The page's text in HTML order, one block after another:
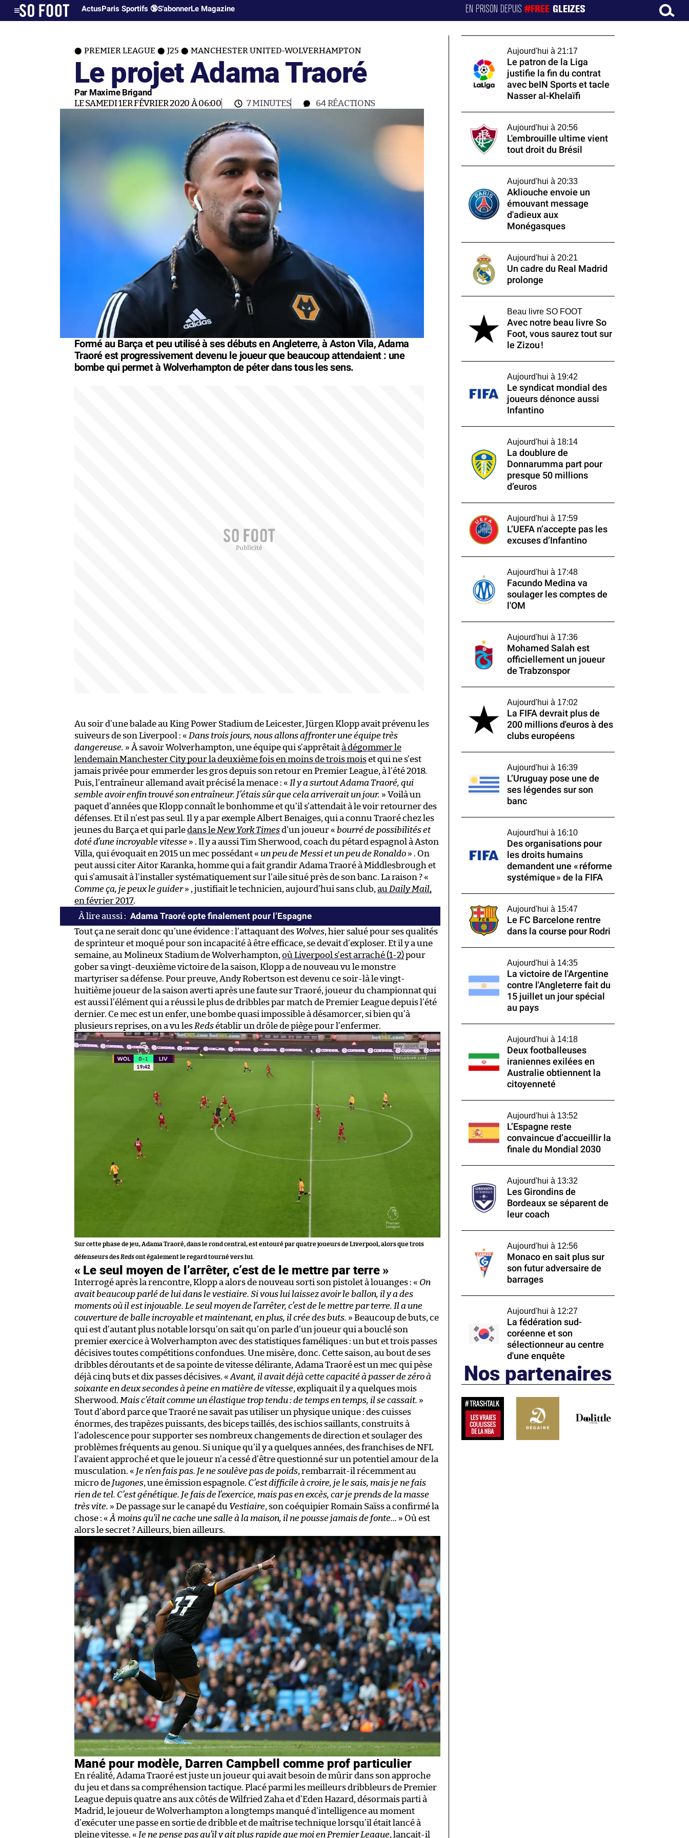
ActusParis Sportifs 🔞S'abonnerLe Magazine EN PRISON DEPUIS#FREE GLEIZES
PREMIER LEAGUE J25 MANCHESTER UNITED-WOLVERHAMPTON
Le projet Adama Traoré
Par Maxime Brigand
LE SAMEDI 1ER FÉVRIER 2020 À 06:00 7 MINUTES 64RÉACTIONS
Formé au Barça et peu utilisé à ses débuts en Angleterre, à Aston Vila, Adama
Traoré est progressivement devenu le joueur que beaucoup attendaient : une
bombe qui permet à Wolverhampton de péter dans tous les sens.
Au soir d’une balade au King Power Stadium de Leicester, Jürgen Klopp avait prévenu les
suiveurs de son Liverpool : « Dans trois jours, nous allons affronter une équipe très
dangereuse. » À savoir Wolverhampton, une équipe qui s’apprêtaità dégommer le
lendemain Manchester City pour la deuxième fois en moins de trois moiset qui ne s’est
jamais privée pour emmerder les gros depuis son retour en Premier League, à l’été 2018.
Puis, l’entraîneur allemand avait précisé la menace : « Il y a surtout Adama Traoré, qui
semble avoir enfin trouvé son entraîneur. J’étais sûr que cela arriverait un jour. » Voilà un
paquet d’années que Klopp connaît le bonhomme et qu’il s’attendait à le voir retourner des
défenses. Et il n’est pas seul. Il y a par exemple Albert Benaiges, qui a connu Traoré chez les
jeunes du Barça et qui parledans le New York Timesd’un joueur « bourré de possibilités et
doté d’une incroyable vitesse » . Il y a aussi Tim Sherwood, coach du pétard espagnol à Aston
Villa, qui évoquait en 2015 un mec possédant « un peu de Messi et un peu de Ronaldo » . On
peut aussi citer Aitor Karanka, homme qui a fait grandir Adama Traoré à Middlesbrough et
qui s’amusait à l’installer systématiquement sur l’aile situé près de son banc. La raison ? «
Comme ça, je peux le guider» , justifiait le technicien, aujourd’hui sans club, au Daily Mail,
en février 2017.
Adama Traoré opte finalement pour l’Espagne
Tout ça ne serait donc qu’une évidence : l’attaquant des Wolves, hier salué pour ses qualités
de sprinteur et moqué pour son incapacité à être efficace, se devait d’exploser. Et il y a une
semaine, au Molineux Stadium de Wolverhampton, où Liverpool s’est arraché (1-2)pour
gober sa vingt-deuxième victoire de la saison, Klopp a de nouveau vu le monstre
martyriser sa défense. Pour preuve, Andy Robertson est devenu ce soir-là le vingt-
huitième joueur de la saison averti après une faute sur Traoré, joueur du championnat qui
est aussi l’élément qui a réussi le plus de dribbles par match de Premier League depuis l’été
dernier. Ce mec est un enfer, une bombe quasi impossible à désamorcer, si bien qu’à
plusieurs reprises, on a vu les Redsétablir un drôle de piège pour l’enfermer.
Sur cette phase de jeu, Adama Traoré, dans le rond central, est entouré par quatre joueurs de Liverpool, alors que trois
défenseurs des Redsont également le regard tourné vers lui.
« Le seul moyen de l’arrêter, c’est de le mettre par terre »
Interrogé après la rencontre, Klopp a alors de nouveau sorti son pistolet à louanges : « On
avait beaucoup parlé de lui dans le vestiaire. Si vous lui laissez avoir le ballon, il y a des
moments où il est injouable. Le seul moyen de l’arrêter, c’est de le mettre par terre. Il a une
couverture de balle incroyable et maintenant, en plus, il crée des buts. » Beaucoup de buts, ce
qui est d’autant plus notable lorsqu’on sait qu’on parle d’un joueur qui a bouclé son
premier exercice à Wolverhampton avec des statistiques faméliques : un but et trois passes
décisives toutes compétitions confondues. Une misère, donc. Cette saison, au bout de ses
dribbles déroutants et de sa pointe de vitesse délirante, Adama Traoré est un mec qui pèse
déjà cinq buts et dix passes décisives. « Avant, il avait déjà cette capacité à passer de zéro à
soixante en deux secondes à peine en matière de vitesse, expliquait il y a quelques mois
Sherwood. Mais c’était comme un élastique trop tendu : de temps en temps, il se cassait. »
Tout d’abord parce que Traoré ne savait pas utiliser un physique unique : des cuisses
énormes, des trapèzes puissants, des biceps taillés, des ischios saillants, construits à
l’adolescence pour supporter ses nombreux changements de direction et soulager des
problèmes fréquents au genou. Si unique qu’il y a quelques années, des franchises de NFL
l’avaient approché et que le joueur n’a cessé d’être questionné sur un potentiel amour de la
musculation. « Je n’en fais pas. Je ne soulève pas de poids, rembarrait-il récemment au
micro de Jugones, une émission espagnole. C’est difficile à croire, je le sais, mais je ne fais
rien de tel. C’est génétique. Je fais de l’exercice, mais pas en excès, car je prends de la masse
très vite. » De passage sur le canapé du Vestiaire, son coéquipier Romain Saïss a confirmé la
chose : « À moins qu’il ne cache une salle à la maison, il ne pousse jamais de fonte… » Où est
alors le secret ? Ailleurs, bien ailleurs.
Mané pour modèle, Darren Campbell comme prof particulier
En réalité, Adama Traoré est juste un joueur qui avait besoin de mûrir dans son approche
du jeu et dans sa compréhension tactique. Placé parmi les meilleurs dribbleurs de Premier
League depuis quatre ans aux côtés de Wilfried Zaha et d’Eden Hazard, désormais parti à
Madrid, le joueur de Wolverhampton a longtemps manqué d’intelligence au moment
d’exécuter une passe en sortie de dribble et de maîtrise technique lorsqu’il était lancé à
pleine vitesse. « Je ne pense pas qu’il y ait plus rapide que moi en Premier League, lançait-il
Aujourd'hui à 21:17
Le patron de la Liga
justifie la fin du contrat
avec beIN Sports et tacle
Nasser al-Khelaïfi
Aujourd'hui à 20:56
L'embrouille ultime vient
tout droit du Brésil
Aujourd'hui à 20:33
Akliouche envoie un
émouvant message
d'adieux aux
Monégasques
Aujourd'hui à 20:21
Un cadre du Real Madrid
prolonge
Beau livre SO FOOT
Avec notre beau livre So
Foot, vous saurez tout sur
le Zizou !
Aujourd'hui à 19:42
Le syndicat mondial des
joueurs dénonce aussi
Infantino
Aujourd'hui à 18:14
La doublure de
Donnarumma part pour
presque 50 millions
d’euros
Aujourd'hui à 17:59
L’UEFA n’accepte pas les
excuses d’Infantino
Aujourd'hui à 17:48
Facundo Medina va
soulager les comptes de
l'OM
Aujourd'hui à 17:36
Mohamed Salah est
officiellement un joueur
de Trabzonspor
Aujourd'hui à 17:02
La FIFA devrait plus de
200 millions d'euros à des
clubs européens
Aujourd'hui à 16:39
L’Uruguay pose une de
ses légendes sur son
banc
Aujourd'hui à 16:10
Des organisations pour
les droits humains
demandent une « réforme
systémique » de la FIFA
Aujourd'hui à 15:47
Le FC Barcelone rentre
dans la course pour Rodri
Aujourd'hui à 14:35
La victoire de l'Argentine
contre l'Angleterre fait du
15 juillet un jour spécial
au pays
Aujourd'hui à 14:18
Deux footballeuses
iraniennes exilées en
Australie obtiennent la
citoyenneté
Aujourd'hui à 13:52
L’Espagne reste
convaincue d’accueillir la
finale du Mondial 2030
Aujourd'hui à 13:32
Les Girondins de
Bordeaux se séparent de
leur coach
Aujourd'hui à 12:56
Monaco en sait plus sur
son futur adversaire de
barrages
Aujourd'hui à 12:27
La fédération sud-
coréenne et son
sélectionneur au centre
d'une enquête
Nos partenaires